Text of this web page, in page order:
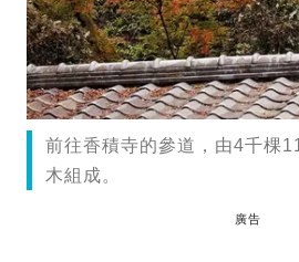
前往香積寺的參道，由4千棵
木組成。
廣告